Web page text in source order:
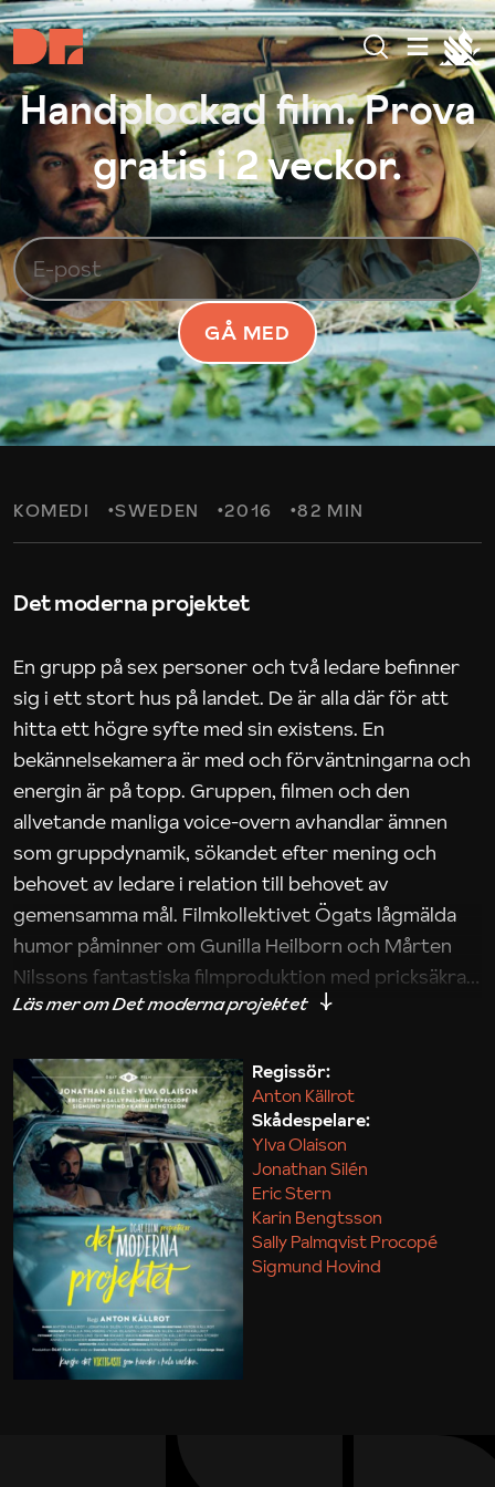
Handplockad film. Prova
gratis i 2 veckor.
GÅ MED
KOMEDI SWEDEN 2016 82 MIN
Det moderna projektet
En grupp på sex personer och två ledare befinner
sig i ett stort hus på landet. De är alla där för att
hitta ett högre syfte med sin existens. En
bekännelsekamera är med och förväntningarna och
energin är på topp. Gruppen, filmen och den
allvetande manliga voice-overn avhandlar ämnen
som gruppdynamik, sökandet efter mening och
behovet av ledare i relation till behovet av
gemensamma mål. Filmkollektivet Ögats lågmälda
humor påminner om Gunilla Heilborn och Mårten
Nilssons fantastiska filmproduktion med pricksäkra
iakttagelser om hur svårt det kan vara att omsätta
Maja Kekonius
Regissör:
Anton Källrot
Skådespelare:
Ylva Olaison
Jonathan Silén
Eric Stern
Karin Bengtsson
Sally Palmqvist Procopé
Sigmund Hovind